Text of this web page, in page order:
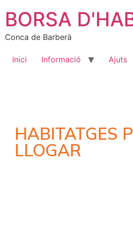
BORSA
Conca de Barberà
Inici Informació Ajuts
HABITATGES
LLOGAR